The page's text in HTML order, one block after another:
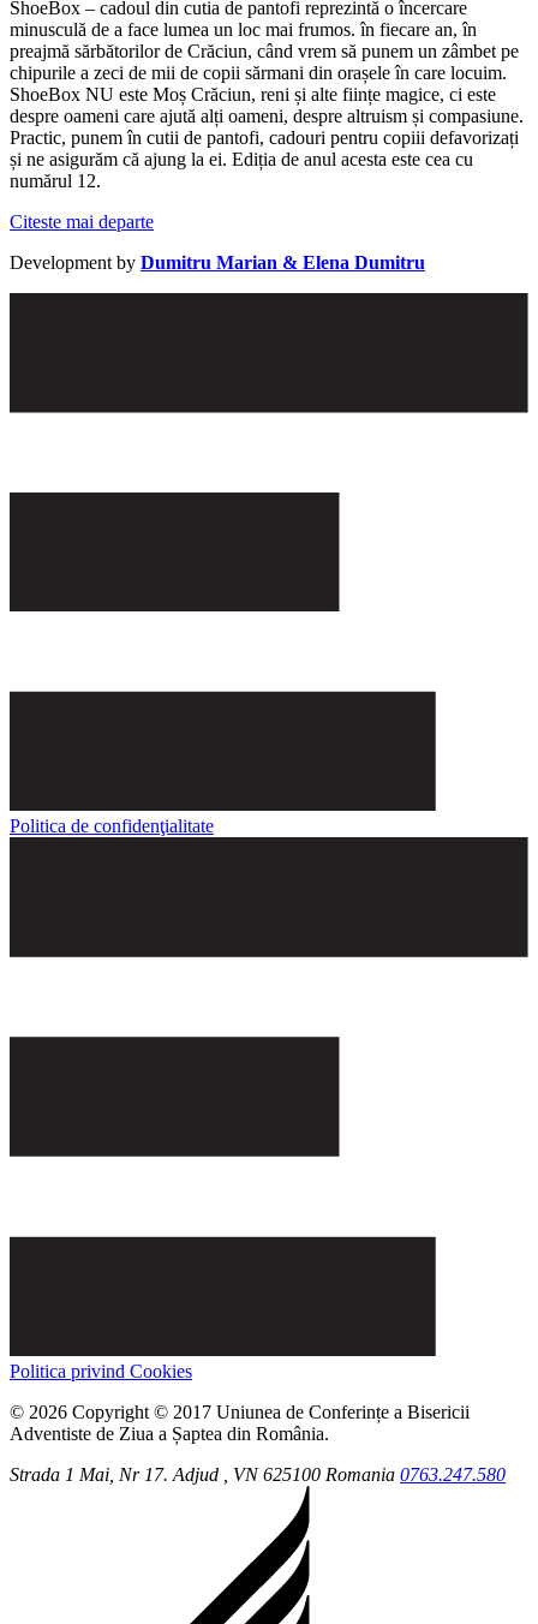
ShoeBox – cadoul din cutia de pantofi reprezintă o încercare
minusculă de a face lumea un loc mai frumos. în fiecare an, în
preajmă sărbătorilor de Crăciun, când vrem să punem un zâmbet pe
chipurile a zeci de mii de copii sărmani din orașele în care locuim.
ShoeBox NU este Moș Crăciun, reni și alte ființe magice, ci este
despre oameni care ajută alți oameni, despre altruism și compasiune.
Practic, punem în cutii de pantofi, cadouri pentru copiii defavorizați
și ne asigurăm că ajung la ei. Ediția de anul acesta este cea cu
numărul 12.
Citeste mai departe
Development by Dumitru Marian & Elena Dumitru
Politica de confidenţialitate
Politica privind Cookies
© 2026 Copyright © 2017 Uniunea de Conferințe a Bisericii
Adventiste de Ziua a Șaptea din România.
Strada 1 Mai, Nr 17. Adjud , VN 625100 Romania 0763.247.580